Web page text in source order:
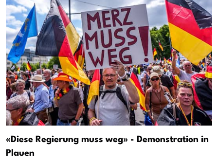
«Diese Regierung muss weg» - Demonstration in
Plauen